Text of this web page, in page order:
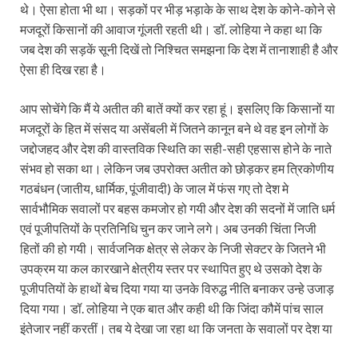
थे। ऐसा होता भी था। सड़कों पर भीड़ भड़ाके के साथ देश के कोने-कोने से
मजदूरों किसानों की आवाज गूंजती रहती थी। डॉ. लोहिया ने कहा था कि
जब देश की सड़कें सूनी दिखें तो निश्चित समझना कि देश में तानाशाही है और
ऐसा ही दिख रहा है।
आप सोचेंगे कि मैं ये अतीत की बातें क्यों कर रहा हूं। इसलिए कि किसानों या
मजदूरों के हित में संसद या असेंबली में जितने कानून बने थे वह इन लोगों के
जद्दोजहद और देश की वास्तविक स्थिति का सही-सही एहसास होने के नाते
संभव हो सका था। लेकिन जब उपरोक्त अतीत को छोड़कर हम त्रिकोणीय
गठबंधन (जातीय, धार्मिक, पूंजीवादी) के जाल में फंस गए तो देश मे
सार्वभौमिक सवालों पर बहस कमजोर हो गयी और देश की सदनों में जाति धर्म
एवं पूजीपतियों के प्रतिनिधि चुन कर जाने लगे। अब उनकी चिंता निजी
हितों की हो गयी। सार्वजनिक क्षेत्र से लेकर के निजी सेक्टर के जितने भी
उपक्रम या कल कारखाने क्षेत्रीय स्तर पर स्थापित हुए थे उसको देश के
पूजीपतियों के हाथों बेच दिया गया या उनके विरुद्ध नीति बनाकर उन्हे उजाड़
दिया गया। डॉ. लोहिया ने एक बात और कही थी कि जिंदा कौमें पांच साल
इंतेजार नहीं करतीं। तब ये देखा जा रहा था कि जनता के सवालों पर देश या